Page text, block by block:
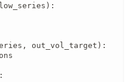
out_vol_target):